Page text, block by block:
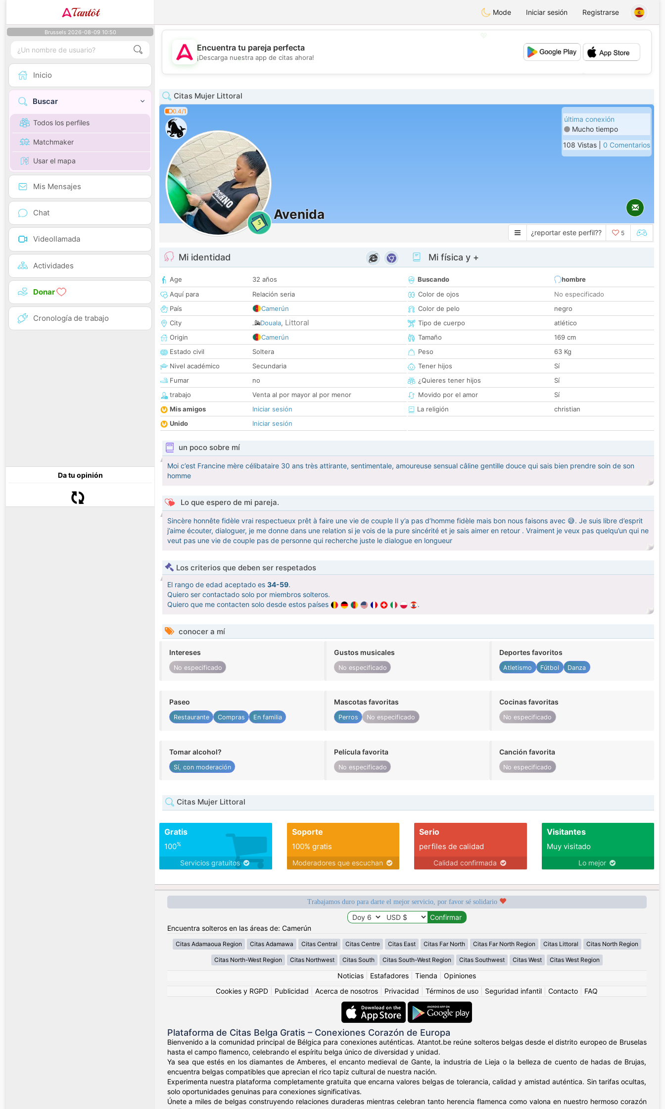
Tantôt Mode Iniciar sesión Registrarse
Brussels 2026-08-09 10:50
Inicio
Buscar
Todos los perfiles
Matchmaker
Usar el mapa
Mis Mensajes
Chat
Videollamada
Actividades
Donar
Cronología de trabajo
Da tu opinión
💖
💕
Encuentra tu pareja perfecta
¡Descarga nuestra app de citas ahora!
Citas Mujer Littoral
0.4/1
5
Avenida
última conexión
Mucho tiempo
108 Vistas | 0 Comentarios
¿reportar este perfil?? 5
Mi identidad
Age
32 años
Aquí para
Relación seria
País
Camerún
City
Douala, Littoral
Origin
Camerún
Estado civil
Soltera
Nivel académico
Secundaria
Fumar
no
trabajo
Venta al por mayor al por menor
Mis amigos
Iniciar sesión
Unido
Iniciar sesión
Mi física y +
Buscando
hombre
Color de ojos
No especificado
Color de pelo
negro
Tipo de cuerpo
atlético
Tamaño
169 cm
Peso
63 Kg
Tener hijos
Sí
¿Quieres tener hijos
Sí
Movido por el amor
Sí
La religión
christian
un poco sobre mí
Moi c’est Francine mère célibataire 30 ans très attirante, sentimentale, amoureuse sensual câline gentille douce qui sais bien prendre soin de son
homme
Lo que espero de mi pareja.
Sincère honnête fidèle vrai respectueux prêt à faire une vie de couple Il y’a pas d’homme fidèle mais bon nous faisons avec 😅. Je suis libre d’esprit
j’aime écouter, dialoguer, je me donne dans une relation si je vois de la pure sincérité et je sais aimer en retour . Vraiment je veux pas quelqu’un qui ne
veut pas une vie de couple pas de personne qui recherche juste le dialogue en longueur
Los criterios que deben ser respetados
El rango de edad aceptado es 34-59.
Quiero ser contactado solo por miembros solteros.
Quiero que me contacten solo desde estos países
.
conocer a mí
Intereses
No especificado
Gustos musicales
No especificado
Deportes favoritos
Atletismo Fútbol Danza
Paseo
Restaurante Compras En familia
Mascotas favoritas
Perros No especificado
Cocinas favoritas
No especificado
Tomar alcohol?
Sí, con moderación
Película favorita
No especificado
Canción favorita
No especificado
Citas Mujer Littoral
Gratis
100%
Servicios gratuitos
Soporte
100% gratis
Moderadores que escuchan
Serio
perfiles de calidad
Calidad confirmada
Visitantes
Muy visitado
Lo mejor
Trabajamos duro para darte el mejor servicio, por favor sé solidario
Encuentra solteros en las áreas de: Camerún
Citas Adamaoua Region Citas Adamawa Citas Central Citas Centre Citas East Citas Far North Citas Far North Region Citas Littoral Citas North Region
Citas North-West Region Citas Northwest Citas South Citas South-West Region Citas Southwest Citas West Citas West Region
Noticias Estafadores Tienda
Opiniones
Cookies y RGPD
Publicidad Acerca de nosotros Privacidad Términos de uso Seguridad infantil Contacto FAQ
Plataforma de Citas Belga Gratis – Conexiones Corazón de Europa
Bienvenido a la comunidad principal de Bélgica para conexiones auténticas. Atantot.be reúne solteros belgas desde el distrito europeo de Bruselas
hasta el campo flamenco, celebrando el espíritu belga único de diversidad y unidad.
Ya sea que estés en los diamantes de Amberes, el encanto medieval de Gante, la industria de Lieja o la belleza de cuento de hadas de Brujas,
encuentra belgas compatibles que aprecian el rico tapiz cultural de nuestra nación.
Experimenta nuestra plataforma completamente gratuita que encarna valores belgas de tolerancia, calidad y amistad auténtica. Sin tarifas ocultas,
solo oportunidades genuinas para conexiones significativas.
Únete a miles de belgas construyendo relaciones duraderas mientras celebran tanto herencia flamenca como valona en nuestro hermoso corazón